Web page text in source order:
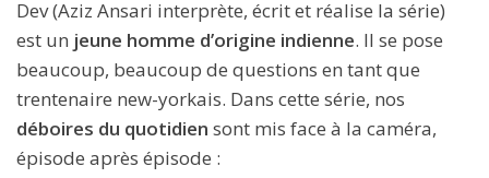
Dev (Aziz Ansari interprète, écrit et réalise la série)
est un jeune homme d’origine indienne. Il se pose
beaucoup, beaucoup de questions en tant que
trentenaire new-yorkais. Dans cette série, nos
déboires du quotidien sont mis face à la caméra,
épisode après épisode :